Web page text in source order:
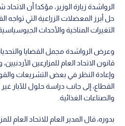
الرواشدة زيارة الوزير، مؤكدا أن
حل أبرز المعضلات الزراعية التي تواجه
التغيرات المناخية والأحداث
وعرض الرواشدة مجمل القضايا
قانون الاتحاد العام للمزارعين
وإعادة النظر في بعض التشريعات
القطاع، إلى جانب دراسة حلول للآبار
والصناعات الغذائية.
بدوره، قال المدير العام للاتحاد العام